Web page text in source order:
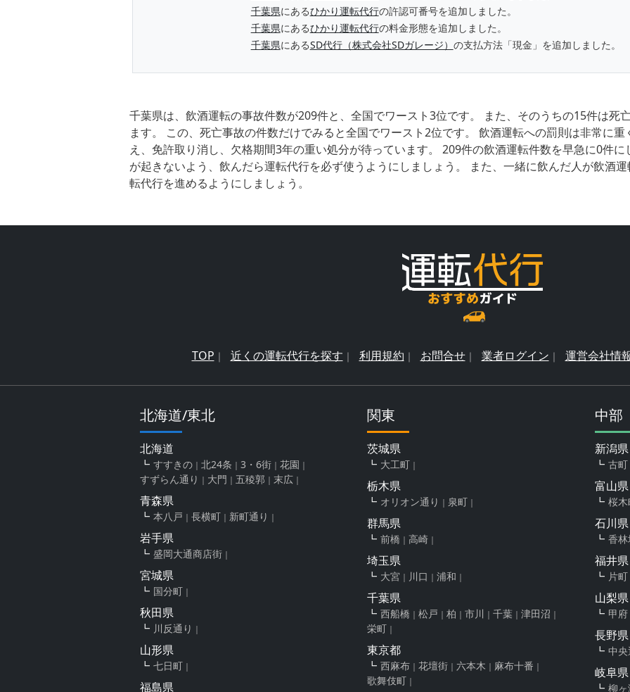
千葉県にあるひかり運転代行の許認可番号を追加しました。
千葉県にあるひかり運転代行の料金形態を追加しました。
千葉県にあるSD代行（株式会社SDガレージ） の支払方法「現金」を追加しました。
千葉県は、飲酒運転の事故件数が209件と、全国でワースト3位です。 また、そのうちの15件は死
ます。 この、死亡事故の件数だけでみると全国でワースト2位です。 飲酒運転への罰則は非常に
え、免許取り消し、欠格期間3年の重い処分が待っています。 209件の飲酒運転件数を早急に0件
が起きないよう、飲んだら運転代行を必ず使うようにしましょう。 また、一緒に飲んだ人が飲酒
転代行を進めるようにしましょう。
TOP 近くの運転代行を探す 利用規約 お問合せ 業者ログイン 運営会社情
北海道/東北
北海道
すすきの 北24条 3・6街
花園
すずらん通り
大門 五稜郭 末広
青森県
本八戸 長横町 新町通り
岩手県
盛岡大通商店街
宮城県
国分町
秋田県
川反通り
山形県
七日町
福島県
関東
茨城県
大工町
栃木県
オリオン通り 泉町
群馬県
前橋 高崎
埼玉県
大宮 川口 浦和
千葉県
西船橋 松戸 柏 市川 千葉
津田沼
栄町
東京都
西麻布 花壇街 六本木
麻布十番
歌舞伎町
中部
新潟県
古町
富山県
桜木
石川県
香
福井県
片町
山梨県
甲府
長野県
中央
岐阜県
柳ヶ